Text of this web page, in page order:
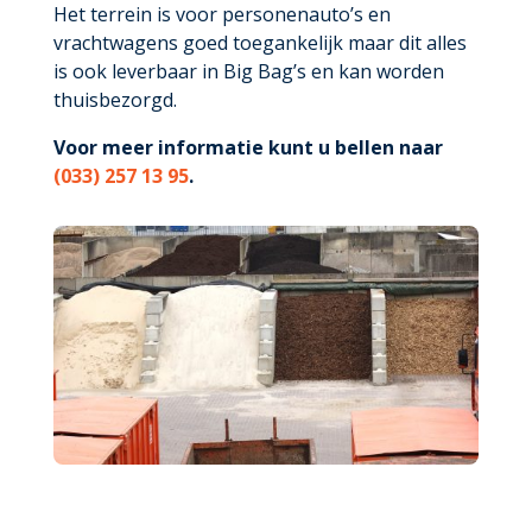
Het terrein is voor personenauto’s en
vrachtwagens goed toegankelijk maar dit alles
is ook leverbaar in Big Bag’s en kan worden
thuisbezorgd.
Voor meer informatie kunt u bellen naar
(033) 257 13 95.